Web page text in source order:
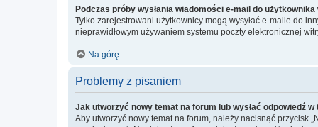
Podczas próby wysłania wiadomości e-mail do
Tylko zarejestrowani użytkownicy mogą wysyłać e-maile do
nieprawidłowym używaniem systemu poczty elektronicznej
Na górę
Problemy z pisaniem
Jak utworzyć nowy temat na forum lub wysłać odpowiedź w
Aby utworzyć nowy temat na forum, należy nacisnąć przycisk